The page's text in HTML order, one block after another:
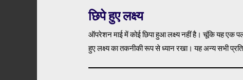
छिपे हुए लक्ष्य
ऑपरेशन माई में कोई छिपा हुआ लक्ष्य नहीं है। चूंकि यह एक
हुए लक्ष्य का तकनीकी रूप से ध्यान रखा। यह अन्य सभी